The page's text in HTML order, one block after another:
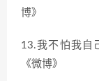
博》
13.我不怕我自
《微博》